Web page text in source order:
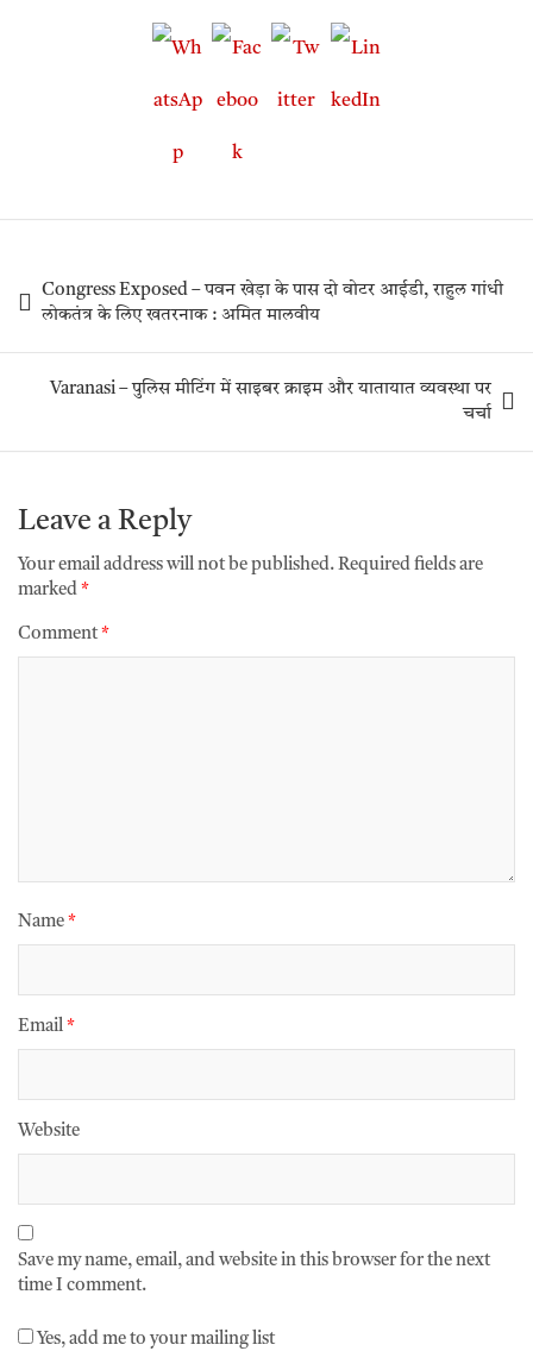
Congress Exposed – पवन खेड़ा के पास दो वोटर आईडी, राहुल गांधी
लोकतंत्र के लिए खतरनाक : अमित मालवीय
Varanasi – पुलिस मीटिंग में साइबर क्राइम और यातायात व्यवस्था पर
चर्चा
Leave a Reply
Your email address will not be published. Required fields are
marked *
Comment *
Name *
Email *
Website
Save my name, email, and website in this browser for the next
time I comment.
Yes, add me to your mailing list